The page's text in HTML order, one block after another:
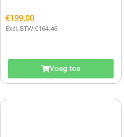
€199,00
Excl. BTW:€164,46
Voeg toe